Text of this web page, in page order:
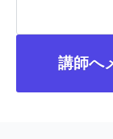
講師へ